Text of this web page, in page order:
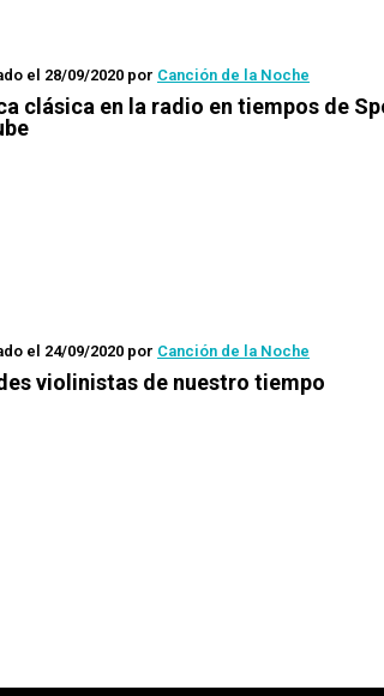
el 28/09/2020 por Canción de la Noche
clásica en la radio en tiempos de
el 24/09/2020 por Canción de la Noche
violinistas de nuestro tiempo